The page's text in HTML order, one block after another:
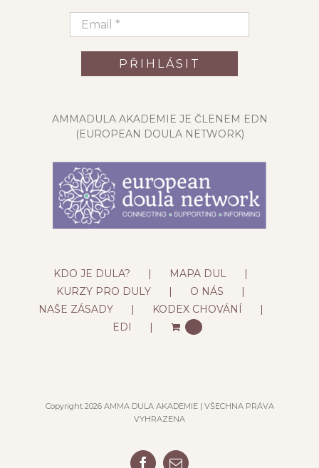
AMMADULA AKADEMIE JE ČLENEM EDN
(EUROPEAN DOULA NETWORK)
KDO JE DULA?
MAPA DUL
KURZY PRO DULY
O NÁS
NAŠE ZÁSADY
KODEX CHOVÁNÍ
EDI
Copyright 2026 AMMA DULA AKADEMIE | VŠECHNA PRÁVA
VYHRAZENA